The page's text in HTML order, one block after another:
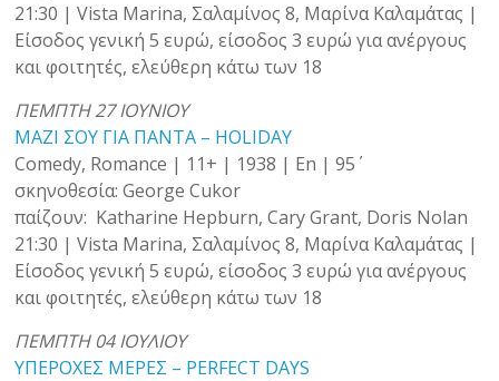
21:30 | Vista Marina, Σαλαμίνος 8, Μαρίνα Καλαμάτας |
Είσοδος γενική 5 ευρώ, είσοδος 3 ευρώ για ανέργους
και φοιτητές, ελεύθερη κάτω των 18
ΠΕΜΠΤΗ 27 ΙΟΥΝΙΟΥ
ΜΑΖΙ ΣΟΥ ΓΙΑ ΠΑΝΤΑ – HOLIDAY
Comedy, Romance | 11+ | 1938 | En | 95΄
σκηνοθεσία: George Cukor
παίζουν: Katharine Hepburn, Cary Grant, Doris Nolan
21:30 | Vista Marina, Σαλαμίνος 8, Μαρίνα Καλαμάτας |
Είσοδος γενική 5 ευρώ, είσοδος 3 ευρώ για ανέργους
και φοιτητές, ελεύθερη κάτω των 18
ΠΕΜΠΤΗ 04 ΙΟΥΛΙΟΥ
ΥΠΕΡΟΧΕΣ ΜΕΡΕΣ – PERFECT DAYS